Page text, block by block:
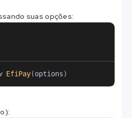
suas opções:
EfiPay(options)